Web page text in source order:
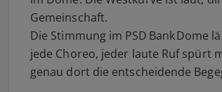
Gemeinschaft.
Die Stimmung im PSD Bank Dome
jede Choreo, jeder laute Ruf spürt
genau dort die entscheidende